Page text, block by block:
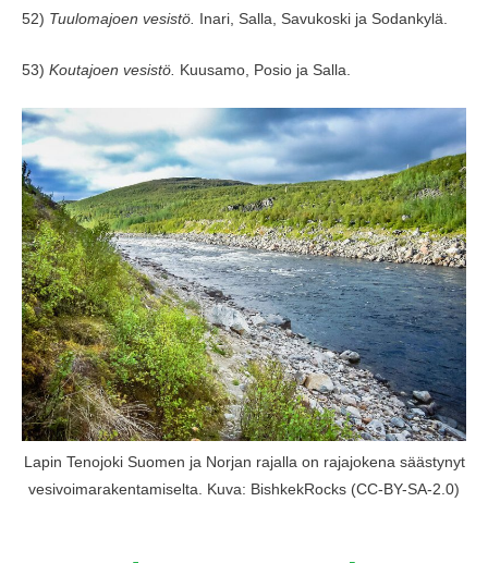
52) Tuulomajoen vesistö. Inari, Salla, Savukoski ja Sodankylä.
53) Koutajoen vesistö. Kuusamo, Posio ja Salla.
Lapin Tenojoki Suomen ja Norjan rajalla on rajajokena säästynyt
vesivoimarakentamiselta. Kuva: BishkekRocks (CC-BY-SA-2.0)